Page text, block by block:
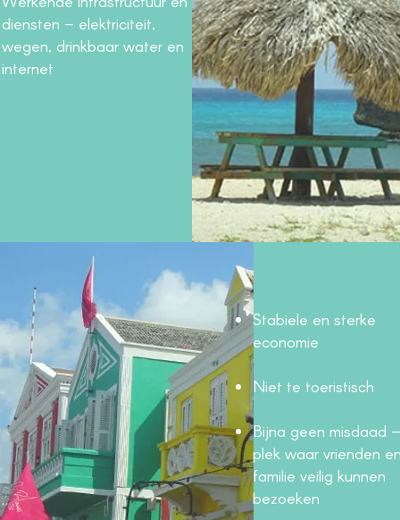
diensten – elektriciteit,
wegen, drinkbaar water en
internet
Stabiele en sterke
economie
Niet te toeristisch
Bijna geen misdaad
plek waar vrienden
familie veilig kunnen
bezoeken